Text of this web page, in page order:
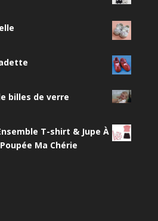
:
billes de verre
T-shirt & Jupe À
Ma Chérie